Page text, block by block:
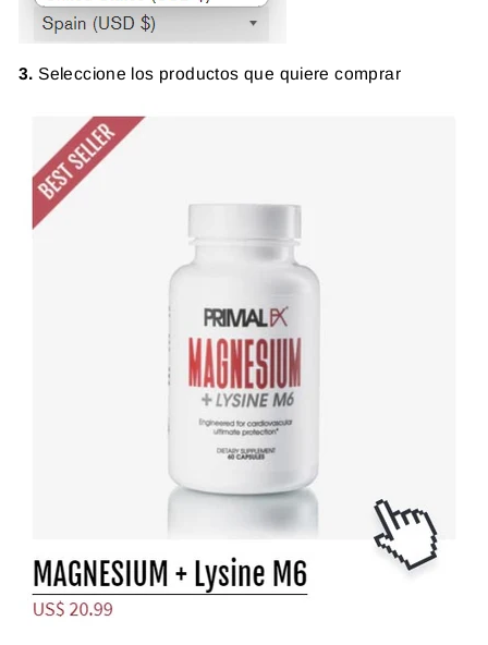
3. Seleccione los productos que quiere comprar